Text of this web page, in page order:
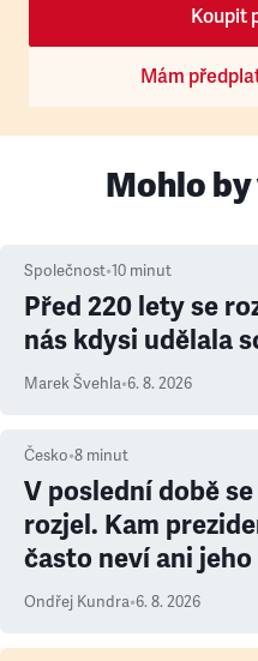
Koupit
Mám
Mohlo
Společnost•10 minut
Před 220 lety se
nás kdysi udělala
Marek Švehla•6. 8. 2026
Česko•8 minut
V poslední době
rozjel. Kam
často neví ani
Ondřej Kundra•6. 8. 2026